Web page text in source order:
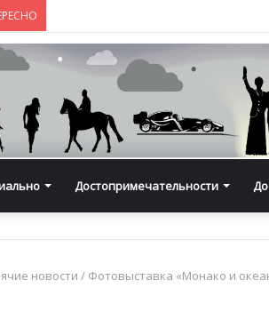
Достопримечательности
новости / Фотовыставка «Монако и